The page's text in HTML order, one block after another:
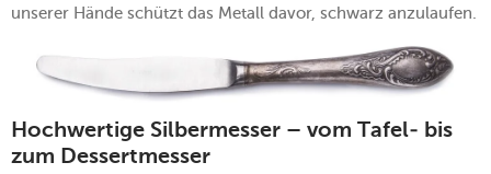
unserer Hände schützt das Metall davor, schwarz anzulaufen.
Hochwertige Silbermesser – vom Tafel- bis
zum Dessertmesser